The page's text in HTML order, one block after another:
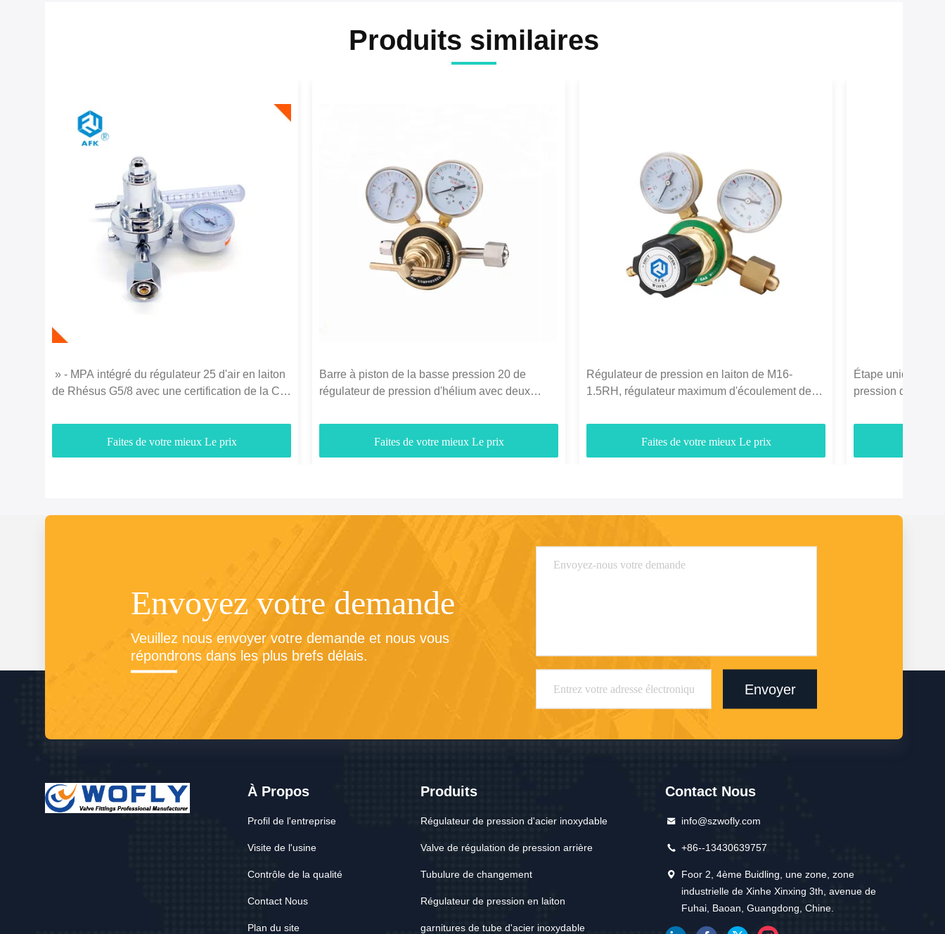
Produits similaires
» - MPA intégré du régulateur 25 d'air en laiton
de Rhésus G5/8 avec une certification de la CE
Faites de votre mieux Le prix
Barre à piston de la basse pression 20 de
régulateur de pression d'hélium avec deux
Faites de votre mieux Le prix
Régulateur de pression en laiton de M16-
1.5RH, régulateur maximum d'écoulement de
Faites de votre mieux Le prix
Étape unique en
pression d'azote
Envoyez votre demande
Veuillez nous envoyer votre demande et nous vous
répondrons dans les plus brefs délais.
Envoyer
À Propos
Profil de l'entreprise
Visite de l'usine
Contrôle de la qualité
Contact Nous
Plan du site
Produits
Régulateur de pression d'acier inoxydable
Valve de régulation de pression arrière
Tubulure de changement
Régulateur de pression en laiton
garnitures de tube d'acier inoxydable
Contact Nous
info@szwofly.com
+86--13430639757
Foor 2, 4ème Buidling, une zone, zone
industrielle de Xinhe Xinxing 3th, avenue de
Fuhai, Baoan, Guangdong, Chine.